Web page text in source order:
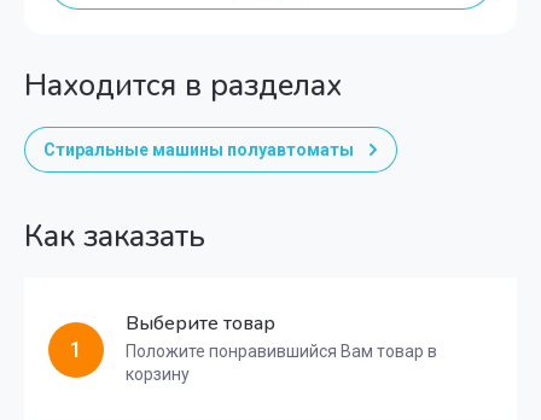
Находится в разделах
Стиральные машины полуавтоматы
Как заказать
1
Выберите товар
Положите понравившийся Вам товар в
корзину